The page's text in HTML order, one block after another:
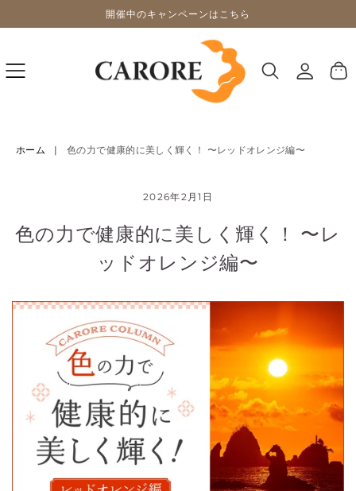
開催中のキャンペーンはこちら
グ
イ
ー
ホーム | 色の力で健康的に美しく輝く！ 〜レッドオレンジ編〜
2026年2月1日
色の力で健康的に美しく輝く！ 〜レ
ッドオレンジ編〜